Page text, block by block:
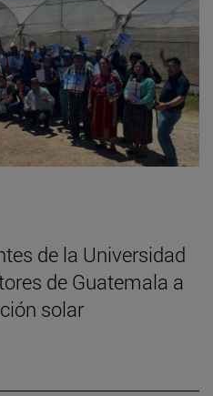
de la Universidad
de Guatemala a
solar